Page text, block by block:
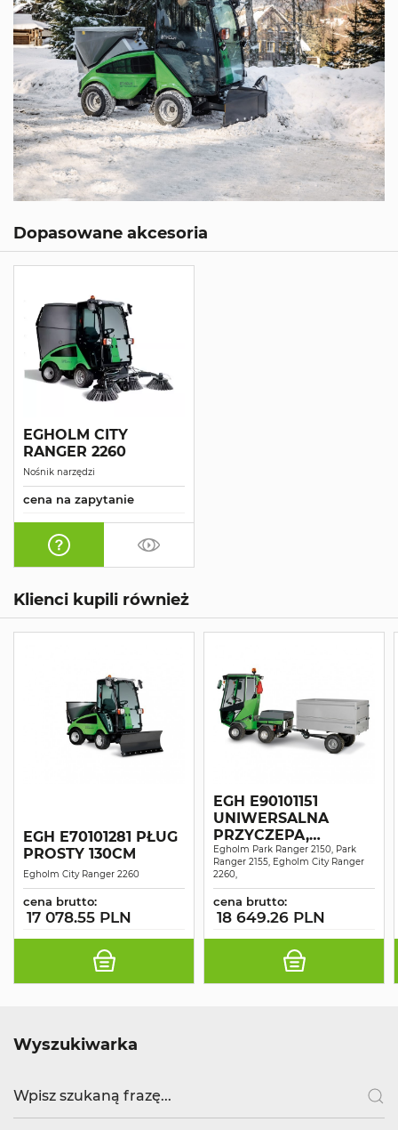
Dopasowane akcesoria
EGHOLM CITY
RANGER 2260
Nośnik narzędzi
cena na zapytanie
Klienci kupili również
EGH E70101281 PŁUG
PROSTY 130CM
Egholm City Ranger 2260
cena brutto:
17 078.55 PLN
EGH E90101151
UNIWERSALNA
PRZYCZEPA,
WYWROTKA
Egholm Park Ranger 2150, Park
Ranger 2155, Egholm City Ranger
2260,
cena brutto:
18 649.26 PLN
Wyszukiwarka